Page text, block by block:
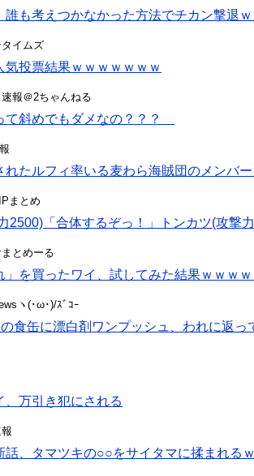
誰も考えつかなかった方法でチカン撃退
イムズ
気投票結果ｗｗｗｗｗｗｗ
報＠2ちゃんねる
て斜めでもダメなの？？？
れたルフィ率いる麦わら海賊団のメンバ
まとめ
2500)「合体するぞっ！」トンカツ(攻撃
とめーる
」を買ったワイ、試してみた結果ｗｗｗ
ヽ(･ω･)/ｽﾞｺｰ
食缶に漂白剤ワンプッシュ、われに返っ
、万引き犯にされる
話、タマツキの○○をサイタマに揉まれる